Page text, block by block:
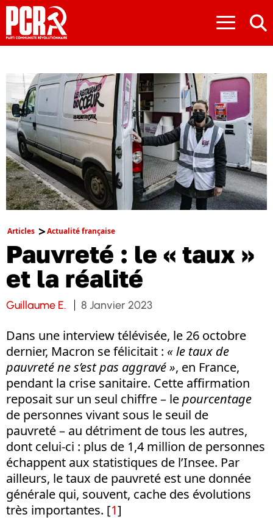
≡
Articles Actualité française
Pauvreté : le « taux »
et la réalité
Guillaume E. 8 Janvier 2023
Dans une interview télévisée, le 26 octobre
dernier, Macron se félicitait : « le taux de
pauvreté ne s’est pas aggravé », en France,
pendant la crise sanitaire. Cette affirmation
reposait sur un seul chiffre – lepourcentage
de personnes vivant sous le seuil de
pauvreté – au détriment de tous les autres,
dont celui-ci : plus de 1,4 million de personnes
échappent aux statistiques de l’Insee. Par
ailleurs, le taux de pauvreté est une donnée
générale qui, souvent, cache des évolutions
très importantes. [1]